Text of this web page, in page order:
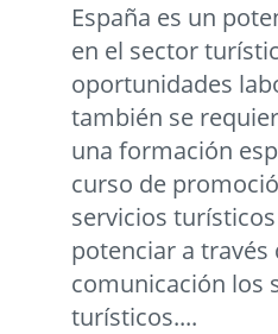
España es un
en el sector
oportunidades
también se
una formación
curso de
servicios
potenciar a
comunicación los
turísticos....